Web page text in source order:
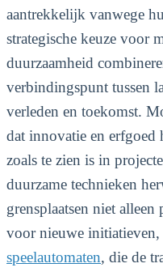
aantrekkelijk vanwege
strategische keuze voor
duurzaamheid
verbindingspunt tussen
verleden en toekomst.
dat innovatie en erfgoed
zoals te zien is in
duurzame technieken
grensplaatsen niet
voor nieuwe
speelautomaten, die de